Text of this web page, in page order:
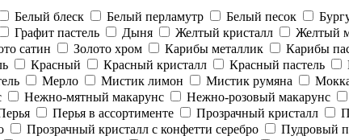
Белый блеск Белый перламутр Белый песок
Графит пастель Дыня Желтый кристалл Желтый
сатин Золото хром Карибы металлик Карибы
Красный Красный кристалл Красный пастель
Мерло Мистик лимон Мистик румяна
Нежно-мятный макарунс Нежно-розовый макарунс
Перья в ассортименте Прозрачный кристалл
Прозрачный кристалл с конфетти серебро Пудровый